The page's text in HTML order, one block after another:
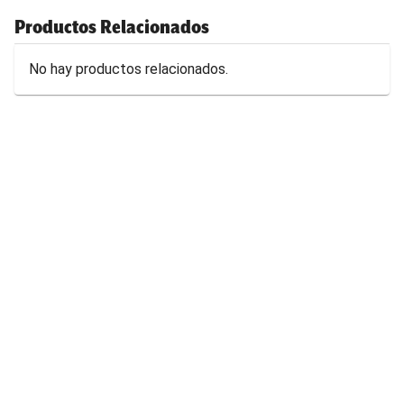
Productos Relacionados
No hay productos relacionados.